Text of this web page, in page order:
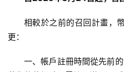
相較於之前的召回計畫，
更：
一、帳戶註冊時間從先前